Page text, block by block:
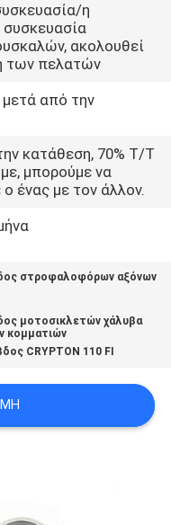
η
ακολουθεί
των πελατών
από την
κατάθεση, 70% T/T
μπορούμε να
ένας με τον άλλον.
στροφαλοφόρων αξόνων
μοτοσικλετών χάλυβα
κομματιών
CRYPTON 110 FI